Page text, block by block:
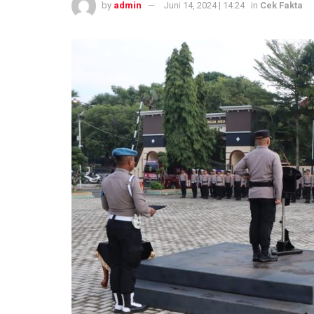
by admin Juni 14, 2024 | 14:24 in Cek Fakta